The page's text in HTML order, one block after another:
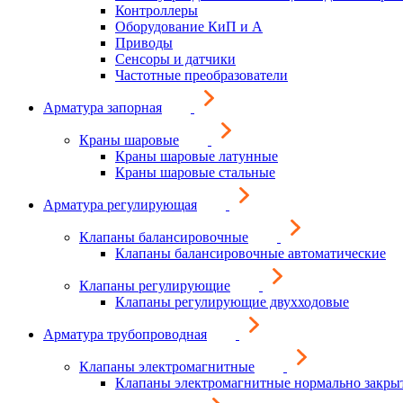
Контроллеры
Оборудование КиП и А
Приводы
Сенсоры и датчики
Частотные преобразователи
Арматура запорная
Краны шаровые
Краны шаровые латунные
Краны шаровые стальные
Арматура регулирующая
Клапаны балансировочные
Клапаны балансировочные автоматические
Клапаны регулирующие
Клапаны регулирующие двухходовые
Арматура трубопроводная
Клапаны электромагнитные
Клапаны электромагнитные нормально